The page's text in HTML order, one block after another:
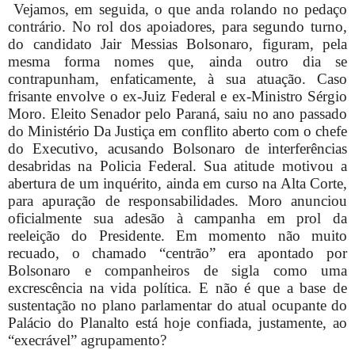
Vejamos, em seguida, o que anda rolando no pedaço
contrário. No rol dos apoiadores, para segundo turno,
do candidato Jair Messias Bolsonaro, figuram, pela
mesma forma nomes que, ainda outro dia se
contrapunham, enfaticamente, à sua atuação. Caso
frisante envolve o ex-Juiz Federal e ex-Ministro Sérgio
Moro. Eleito Senador pelo Paraná, saiu no ano passado
do Ministério Da Justiça em conflito aberto com o chefe
do Executivo, acusando Bolsonaro de interferências
desabridas na Policia Federal. Sua atitude motivou a
abertura de um inquérito, ainda em curso na Alta Corte,
para apuração de responsabilidades. Moro anunciou
oficialmente sua adesão à campanha em prol da
reeleição do Presidente. Em momento não muito
recuado, o chamado “centrão” era apontado por
Bolsonaro e companheiros de sigla como uma
excrescência na vida política. E não é que a base de
sustentação no plano parlamentar do atual ocupante do
Palácio do Planalto está hoje confiada, justamente, ao
“execrável” agrupamento?